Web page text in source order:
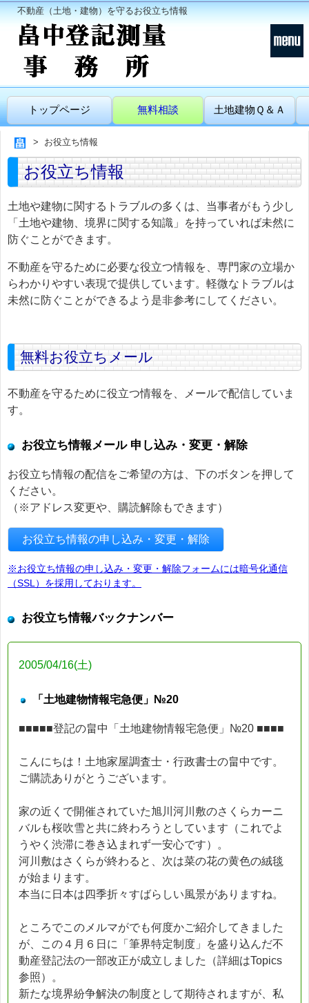
不動産（土地・建物）を守るお役立ち情報
トップページ 無料相談 土地建物Ｑ＆Ａ
お役立ち情報
お役立ち情報
土地や建物に関するトラブルの多くは、当事者がもう少し
「土地や建物、境界に関する知識」を持っていれば未然に
防ぐことができます。
不動産を守るために必要な役立つ情報を、専門家の立場か
らわかりやすい表現で提供しています。軽微なトラブルは
未然に防ぐことができるよう是非参考にしてください。
無料お役立ちメール
不動産を守るために役立つ情報を、メールで配信していま
す。
お役立ち情報メール 申し込み・変更・解除
お役立ち情報の配信をご希望の方は、下のボタンを押して
ください。
（※アドレス変更や、購読解除もできます）
お役立ち情報の申し込み・変更・解除
※お役立ち情報の申し込み・変更・解除フォームには暗号化通信
（SSL）を採用しております。
お役立ち情報バックナンバー
2005/04/16(土)
「土地建物情報宅急便」№20
■■■■■登記の畠中「土地建物情報宅急便」№20 ■■■■
こんにちは！土地家屋調査士・行政書士の畠中です。
ご購読ありがとうございます。
家の近くで開催されていた旭川河川敷のさくらカーニ
バルも桜吹雪と共に終わろうとしています（これでよ
うやく渋滞に巻き込まれず一安心です）。
河川敷はさくらが終わると、次は菜の花の黄色の絨毯
が始まります。
本当に日本は四季折々すばらしい風景がありますね。
ところでこのメルマがでも何度かご紹介してきました
が、この４月６日に「筆界特定制度」を盛り込んだ不
動産登記法の一部改正が成立しました（詳細はTopics
参照）。
新たな境界紛争解決の制度として期待されますが、私